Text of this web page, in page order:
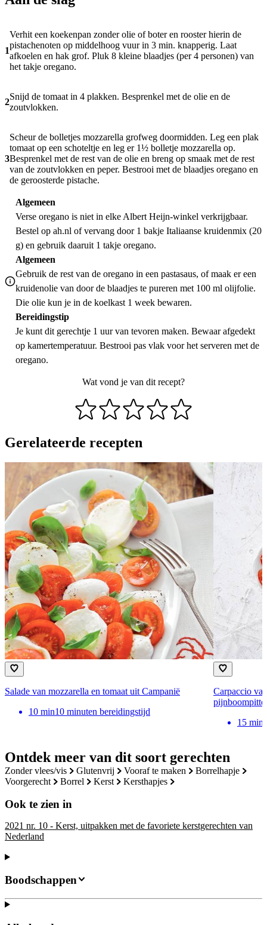
Ontdek meer van dit soort gerechten
zonder vlees/vis glutenvrij vooraf te maken
borrelhapje
voorgerecht
borrel kerst kersthapjes
Ook te zien in
2021 nr. 10 - Kerst, uitpakken met de favoriete kerstgerechten van
Nederland
1
Verhit een koekenpan zonder olie of boter en rooster hierin de
pistachenoten op middelhoog vuur in 3 min. knapperig. Laat
afkoelen en hak grof. Pluk 8 kleine blaadjes (per 4 personen) van
het takje oregano.
2
Snijd de tomaat in 4 plakken. Besprenkel met de olie en de
zoutvlokken.
3
Scheur de bolletjes mozzarella grofweg doormidden. Leg een plak
tomaat op een schoteltje en leg er 1½ bolletje mozzarella op.
Besprenkel met de rest van de olie en breng op smaak met de rest
van de zoutvlokken en peper. Bestrooi met de blaadjes oregano en
de geroosterde pistache.
Algemeen
Verse oregano is niet in elke Albert Heijn-winkel verkrijgbaar.
Bestel op ah.nl of vervang door 1 bakje Italiaanse kruidenmix (20
g) en gebruik daaruit 1 takje oregano.
Algemeen
Gebruik de rest van de oregano in een pastasaus, of maak er een
kruidenolie van door de blaadjes te pureren met 100 ml olijfolie.
Die olie kun je in de koelkast 1 week bewaren.
Bereidingstip
Je kunt dit gerechtje 1 uur van tevoren maken. Bewaar afgedekt
op kamertemperatuur. Bestrooi pas vlak voor het serveren met de
oregano.
Wat vond je van dit recept?
Gerelateerde recepten
Salade van mozzarella en tomaat uit Campanië
10 min10 minuten bereidingstijd
Carpaccio
15 min
Boodschappen